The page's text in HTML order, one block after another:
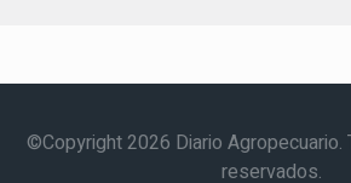
©Copyright 2026 Diario
reservados.